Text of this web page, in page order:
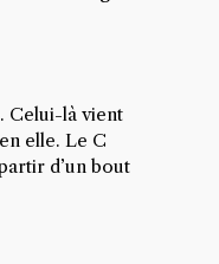
Celui-là vient
elle. Le C
d’un bout